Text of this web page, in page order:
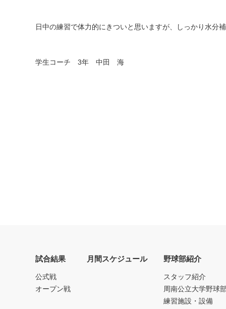
日中の練習で体力的にきついと思いますが、しっかり水分
学生コーチ 3年 中田 海
試合結果
公式戦
オープン戦
月間スケジュール 野球部紹介
スタッフ紹介
周南公立大学野球
練習施設・設備